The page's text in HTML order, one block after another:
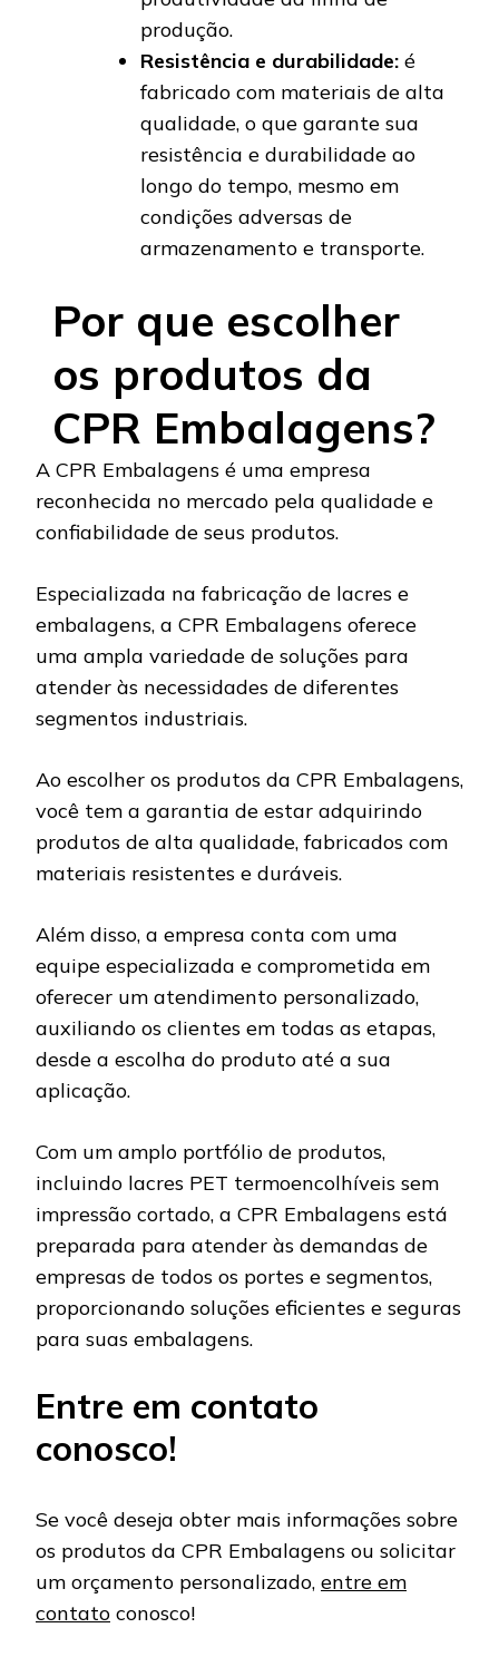
produção.
Resistência e durabilidade: é
fabricado com materiais de alta
qualidade, o que garante sua
resistência e durabilidade ao
longo do tempo, mesmo em
condições adversas de
armazenamento e transporte.
Por que escolher
os produtos da
CPR Embalagens?
A CPR Embalagens é uma empresa
reconhecida no mercado pela qualidade e
confiabilidade de seus produtos.
Especializada na fabricação de lacres e
embalagens, a CPR Embalagens oferece
uma ampla variedade de soluções para
atender às necessidades de diferentes
segmentos industriais.
Ao escolher os produtos da CPR Embalagens,
você tem a garantia de estar adquirindo
produtos de alta qualidade, fabricados com
materiais resistentes e duráveis.
Além disso, a empresa conta com uma
equipe especializada e comprometida em
oferecer um atendimento personalizado,
auxiliando os clientes em todas as etapas,
desde a escolha do produto até a sua
aplicação.
Com um amplo portfólio de produtos,
incluindo lacres PET termoencolhíveis sem
impressão cortado, a CPR Embalagens está
preparada para atender às demandas de
empresas de todos os portes e segmentos,
proporcionando soluções eficientes e seguras
para suas embalagens.
Entre em contato
conosco!
Se você deseja obter mais informações sobre
os produtos da CPR Embalagens ou solicitar
um orçamento personalizado, entre em
contato conosco!